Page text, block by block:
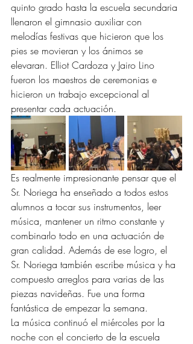
quinto grado hasta la escuela secundaria
llenaron el gimnasio auxiliar con
melodías festivas que hicieron que los
pies se movieran y los ánimos se
elevaran. Elliot Cardoza y Jairo Lino
fueron los maestros de ceremonias e
hicieron un trabajo excepcional al
presentar cada actuación.
Es realmente impresionante pensar que el
Sr. Noriega ha enseñado a todos estos
alumnos a tocar sus instrumentos, leer
música, mantener un ritmo constante y
combinarlo todo en una actuación de
gran calidad. Además de ese logro, el
Sr. Noriega también escribe música y ha
compuesto arreglos para varias de las
piezas navideñas. Fue una forma
fantástica de empezar la semana.
La música continuó el miércoles por la
noche con el concierto de la escuela